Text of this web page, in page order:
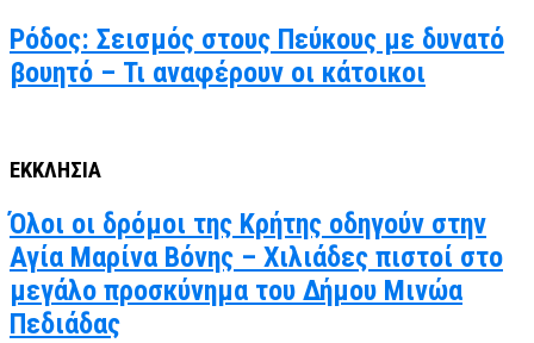
Ρόδος: Σεισμός στους Πεύκους με δυνατό
βουητό – Τι αναφέρουν οι κάτοικοι
ΕΚΚΛΗΣΙΑ
Όλοι οι δρόμοι της Κρήτης οδηγούν στην
Αγία Μαρίνα Βόνης – Χιλιάδες πιστοί στο
μεγάλο προσκύνημα του Δήμου Μινώα
Πεδιάδας